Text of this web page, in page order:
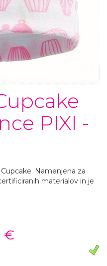
PIXI -
Namenjena za
materialov in je
€